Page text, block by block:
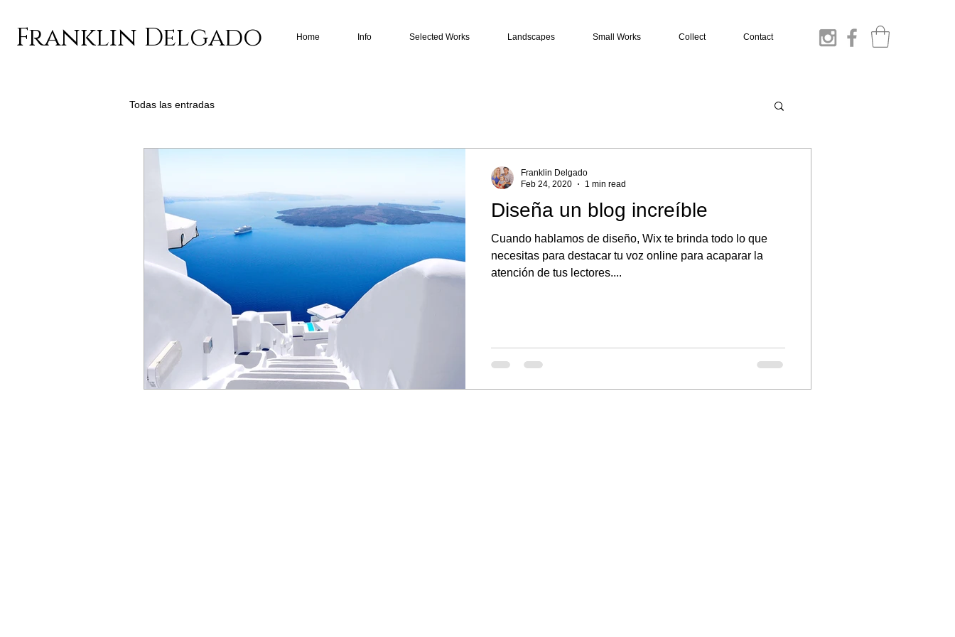
Franklin Delgado Home Info Selected Works Landscapes Small Works Collect Contact
Todas las entradas
Diseña un blog increíble
Cuando hablamos de diseño, Wix te brinda todo lo que
necesitas para destacar tu voz online para acaparar la
atención de tus lectores....
Franklin Delgado
Feb 24, 2020
1 min read